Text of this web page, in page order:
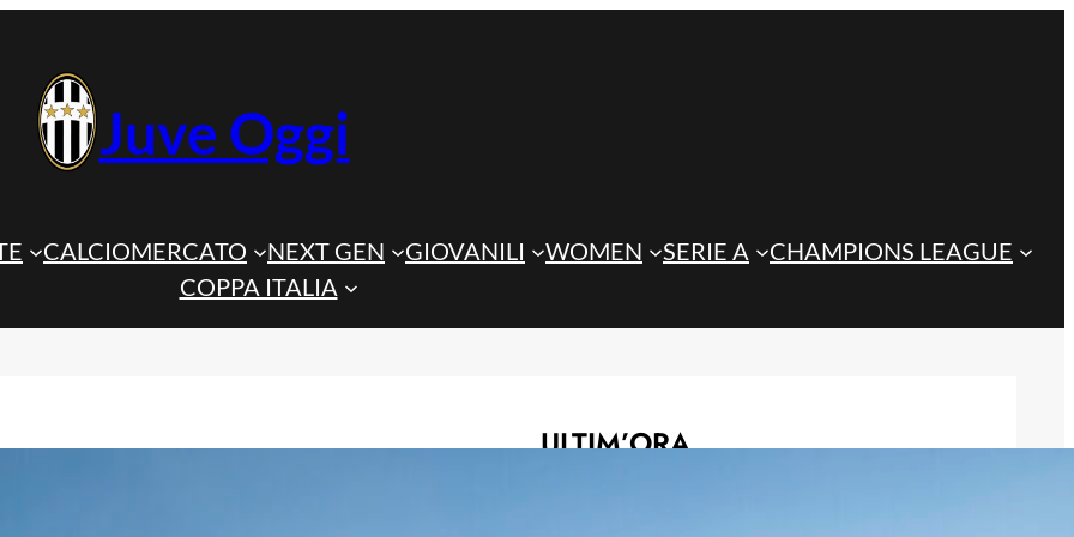
Juve Oggi
CALCIOMERCATO NEXT GEN GIOVANILI WOMEN SERIE A
CHAMPIONS LEAGUE
COPPA ITALIA
ULTIM’ORA